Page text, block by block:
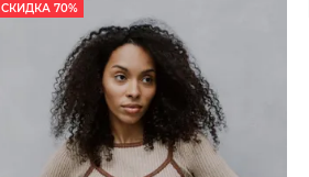
СКИДКА 70%